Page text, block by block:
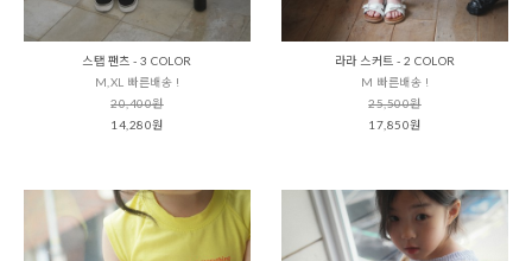
스탭 팬츠 - 3 COLOR
M,XL 빠른배송 !
20,400원
14,280원
라라 스커트 - 2 COLOR
M 빠른배송 !
25,500원
17,850원